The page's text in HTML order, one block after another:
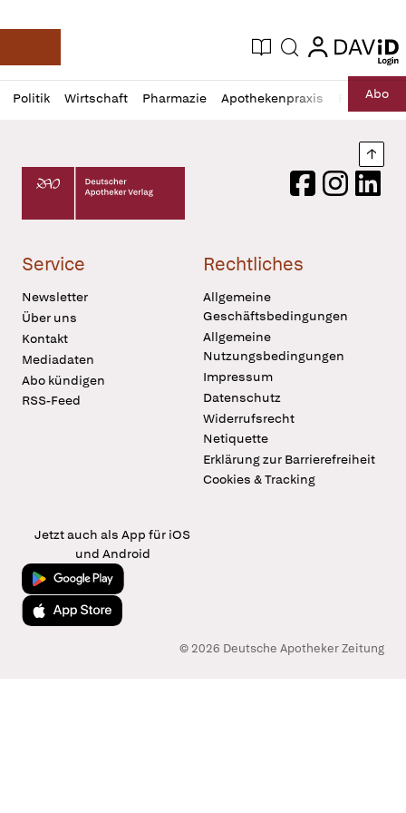
Deutsche Apotheker Zeitung
Aktuelle Ausgabe
Suche login
login
Politik Wirtschaft Pharmazie Apothekenpraxis RechtAbo
Profil
öffnen
Daz
Pur
Deutscher Apotheker Verlag Logo
FacebookInstagram
Service
Newsletter
Über uns
Kontakt
Mediadaten
Abo kündigen
RSS-Feed
Rechtliches
Allgemeine
Geschäftsbedingungen
Allgemeine
Nutzungsbedingungen
Impressum
Datenschutz
Widerrufsrecht
Netiquette
Erklärung zur Barrierefreiheit
Cookies & Tracking
Jetzt auch als App für iOS
und Android
Jetzt bei Google Play
Laden im App Store
© 2026 Deutsche Apotheker Zeitung